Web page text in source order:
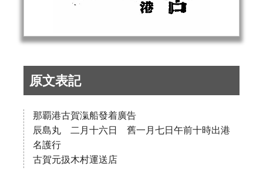
原文表記
那覇港古賀滊船發着廣告
辰島丸 二月十六日 舊一月七日午前十時出港
名護行
古賀元扱木村運送店